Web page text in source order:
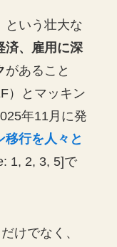
という壮大な
済、雇用に深
があること
）とマッキン
年11月に発
移行を人々と
1, 2, 3, 5]で
けでなく、